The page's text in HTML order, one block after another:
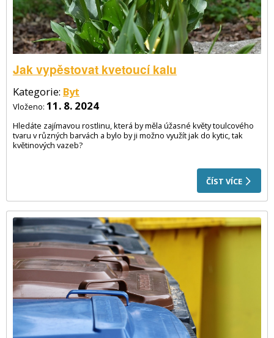
Jak vypěstovat kvetoucí kalu
Kategorie: Byt
Vloženo: 11. 8. 2024
Hledáte zajímavou rostlinu, která by měla úžasné květy toulcového
tvaru v různých barvách a bylo by ji možno využít jak do kytic, tak
květinových vazeb?
ČÍST VÍCE